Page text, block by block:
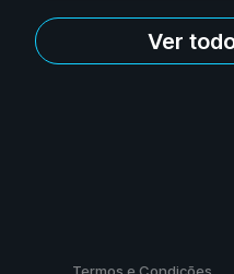
Ver